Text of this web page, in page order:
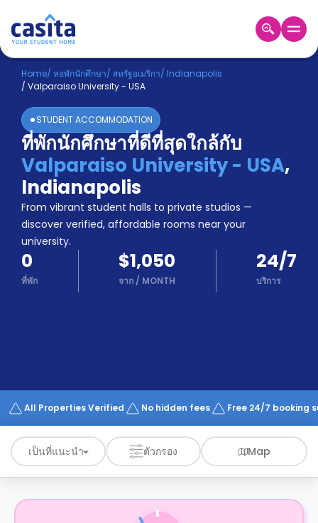
Home TH USD
เข้าสู่
ระบบ
Booking
Accommodation
About
us
Blog
Refer
And
Earn
Become
A
Partner
Help
Works
Home/ หอพักนักศึกษา/ สหรัฐอเมริกา/ Indianapolis
/ Valparaiso University - USA
STUDENT ACCOMMODATION
ที่พักนักศึกษาที่ดีที่สุดใกล้กับ
Valparaiso University - USA,
Indianapolis
From vibrant student halls to private studios —
discover verified, affordable rooms near your
university.
0
ที่พัก
$1,050
จาก / MONTH
24/7
บริการ
All Properties Verified No hidden fees Free 24/7 booking
เป็นที่แนะนำ ตัวกรอง Map